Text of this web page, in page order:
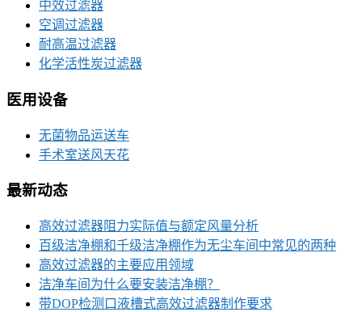
中效过滤器
空调过滤器
耐高温过滤器
化学活性炭过滤器
医用设备
无菌物品运送车
手术室送风天花
最新动态
高效过滤器阻力实际值与额定风量分析
百级洁净棚和千级洁净棚作为无尘车间中常见的两种
高效过滤器的主要应用领域
洁净车间为什么要安装洁净棚？
带DOP检测口液槽式高效过滤器制作要求